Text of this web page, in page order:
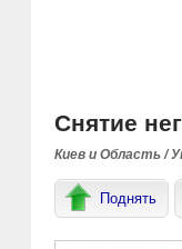
Снятие
Киев и Область /
Поднять